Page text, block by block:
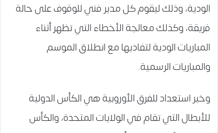
الودية، وذلك ليقوم كل مدير فني للوقوف على حالة
فريقة، وكذلك معالجة الأخطاء التي تظهر أثناء
المباريات الودية لتفاديها مع انطلاق الموسم
والمباريات الرسمية.
وخير استعداد للفرق الأوروبية هي الكأس الدولية
للأبطال التي تقام في الولايات المتحدة، والكأس